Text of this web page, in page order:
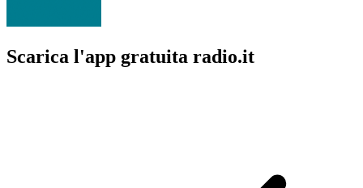
Scarica l'app gratuita radio.it